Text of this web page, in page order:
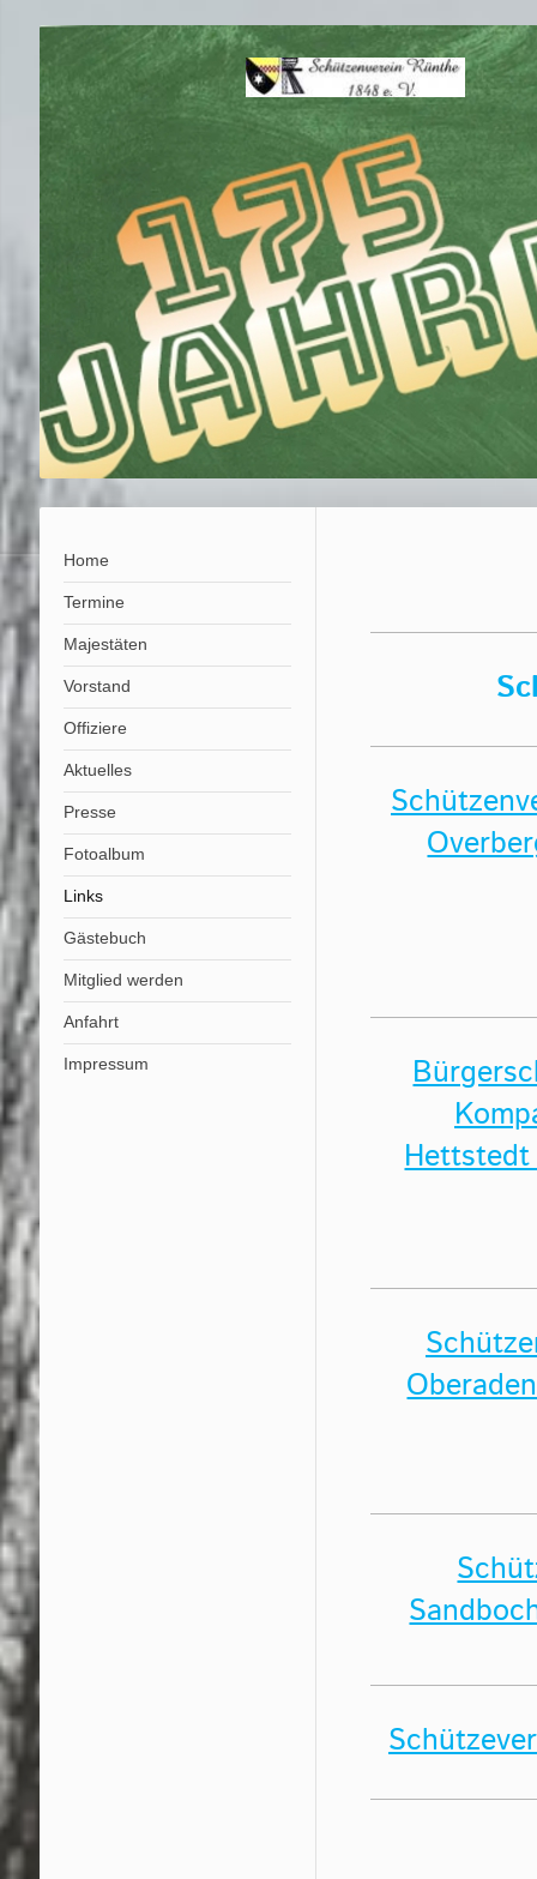
Home
Termine
Majestäten
Vorstand
Offiziere
Aktuelles
Presse
Fotoalbum
Links
Gästebuch
Mitglied werden
Anfahrt
Impressum
Hettstedt